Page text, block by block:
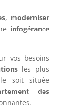
, moderniser
infogérance
vos besoins
les plus
soit située
des